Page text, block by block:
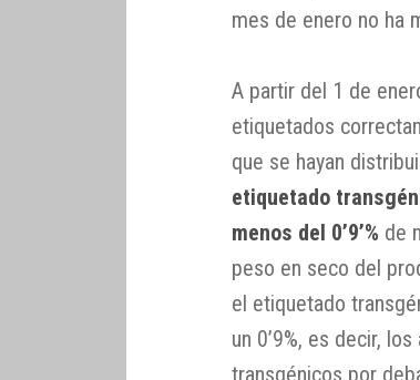
mes de enero no ha
A partir del 1 de
etiquetados
que se hayan
etiquetado
menos del 0’9’% de
peso en seco del
el etiquetado
un 0’9%, es decir,
transgénicos por